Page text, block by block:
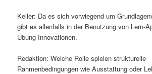
Keller: Da es sich vorwiegend um
gibt es allenfalls in der Benutzung von Lern-
Übung Innovationen.
Redaktion: Welche Rolle spielen strukturelle
Rahmenbedingungen wie Ausstattung oder